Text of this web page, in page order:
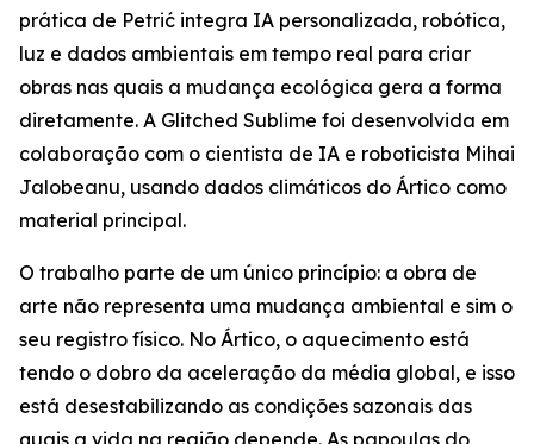
prática de Petrić integra IA personalizada, robótica,
luz e dados ambientais em tempo real para criar
obras nas quais a mudança ecológica gera a forma
diretamente. A Glitched Sublime foi desenvolvida em
colaboração com o cientista de IA e roboticista Mihai
Jalobeanu, usando dados climáticos do Ártico como
material principal.
O trabalho parte de um único princípio: a obra de
arte não representa uma mudança ambiental e sim o
seu registro físico. No Ártico, o aquecimento está
tendo o dobro da aceleração da média global, e isso
está desestabilizando as condições sazonais das
quais a vida na região depende. As papoulas do